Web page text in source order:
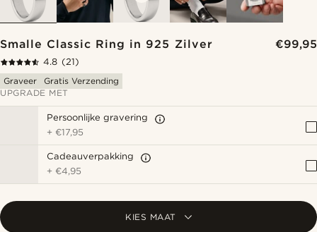
Smalle Classic Ring in 925 Zilver €99,95
4.8 (21)
Graveer
Gratis Verzending
UPGRADE MET
Persoonlijke gravering
+€17,95
Cadeauverpakking
+€4,95
KIES MAAT